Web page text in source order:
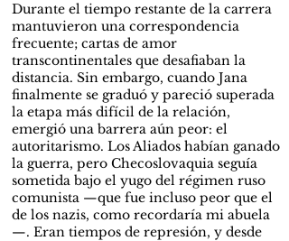
Durante el tiempo restante de la carrera
mantuvieron una correspondencia
frecuente; cartas de amor
transcontinentales que desafiaban la
distancia. Sin embargo, cuando Jana
finalmente se graduó y pareció superada
la etapa más difícil de la relación,
emergió una barrera aún peor: el
autoritarismo. Los Aliados habían ganado
la guerra, pero Checoslovaquia seguía
sometida bajo el yugo del régimen ruso
comunista —que fue incluso peor que el
de los nazis, como recordaría mi abuela
—. Eran tiempos de represión, y desde